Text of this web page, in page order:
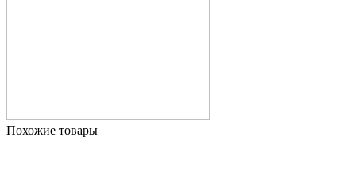
Похожие товары